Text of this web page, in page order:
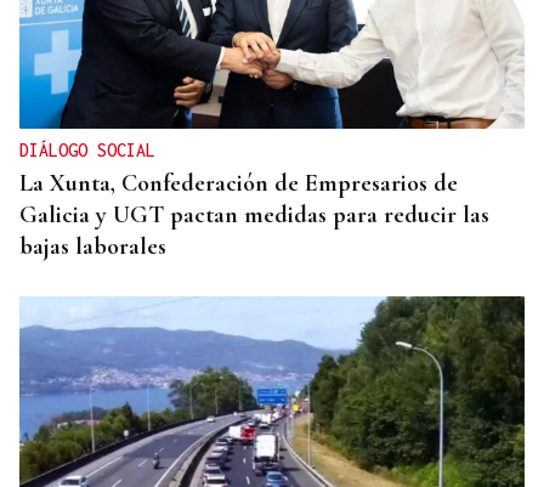
DIÁLOGO SOCIAL
La Xunta, Confederación de Empresarios de
Galicia y UGT pactan medidas para reducir las
bajas laborales